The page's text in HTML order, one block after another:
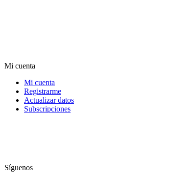
Mi cuenta
Mi cuenta
Registrarme
Actualizar datos
Subscripciones
Síguenos